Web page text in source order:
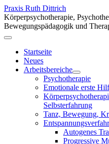
Praxis Ruth Dittrich
Körperpsychotherapie,
Bewegungspädagogik und
Startseite
Neues
Arbeitsbereiche
Psychotherapie
Emotionale erste
Selbsterfahrung
Tanz, Bewegung,
Autogenes
Progressive